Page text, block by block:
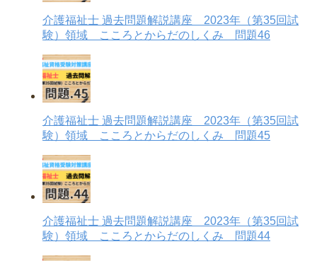
介護福祉士 過去問題解説講座 2023年（第35回試
験）領域 こころとからだのしくみ 問題46
介護福祉士 過去問題解説講座 2023年（第35回試
験）領域 こころとからだのしくみ 問題45
介護福祉士 過去問題解説講座 2023年（第35回試
験）領域 こころとからだのしくみ 問題44